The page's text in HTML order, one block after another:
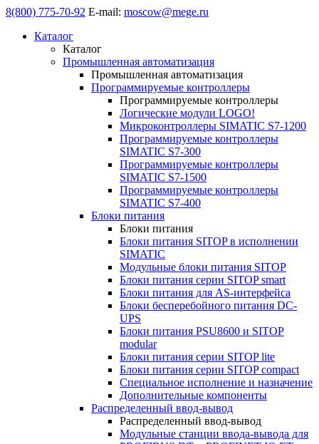
8(800) 775-70-92 E-mail: moscow@mege.ru
Каталог
Каталог
Промышленная автоматизация
Промышленная автоматизация
Программируемые контроллеры
Программируемые контроллеры
Логические модули LOGO!
Микроконтроллеры SIMATIC S7-1200
Программируемые контроллеры
SIMATIC S7-300
Программируемые контроллеры
SIMATIC S7-1500
Программируемые контроллеры
SIMATIC S7-400
Блоки питания
Блоки питания
Блоки питания SITOP в исполнении
SIMATIC
Модульные блоки питания SITOP
Блоки питания серии SITOP smart
Блоки питания для AS-интерфейса
Блоки бесперебойного питания DC-
UPS
Блоки питания PSU8600 и SITOP
modular
Блоки питания серии SITOP lite
Блоки питания серии SITOP compact
Специальное исполнение и назначение
Дополнительные компоненты
Распределенный ввод-вывод
Распределенный ввод-вывод
Модульные станции ввода-вывода для